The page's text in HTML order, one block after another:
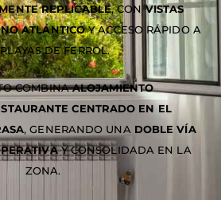
REPLICABLE, CONVISTAS
ATLÁNTICOY ACCESO RÁPIDO A
DE FERROL.
COMBINAALOJAMIENTO
CENTRADO EN EL
, GENERANDO UNA DOBLE VÍA
Y CONSOLIDADA EN LA
ZONA.